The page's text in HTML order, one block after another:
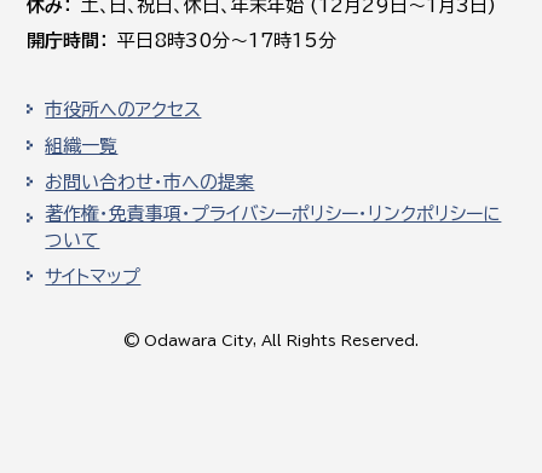
休み
土､日､祝日、休日、年末年始 (12月29日～1月3日)
開庁時間
平日8時30分～17時15分
市役所へのアクセス
組織一覧
お問い合わせ・市への提案
著作権・免責事項・プライバシーポリシー・リンクポリシーに
ついて
サイトマップ
© Odawara City, All Rights Reserved.